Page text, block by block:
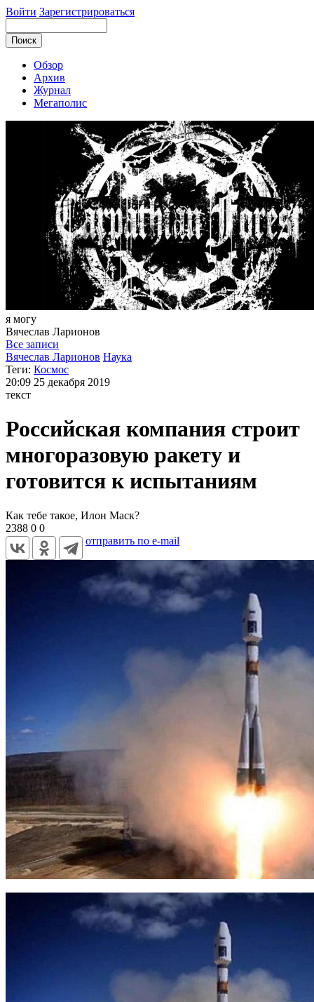
Войти Зарегистрироваться
Обзор
Архив
Журнал
Мегаполис
я могу
Вячеслав Ларионов
Все записи
Вячеслав Ларионов Наука
Теги: Космос
20:09 25 декабря 2019
текст
Российская компания строит
многоразовую ракету и
готовится к испытаниям
Как тебе такое, Илон Маск?
2388 0 0
отправить по e-mail